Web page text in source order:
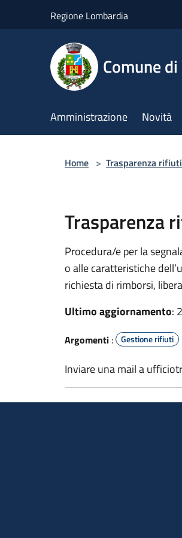
Regione Lombardia
Comune
Amministrazione Novità
Home > Trasparenza rifiuti
Trasparenza
Procedura/e per la
o alle caratteristiche
richiesta di rimborsi,
Ultimo aggiornamento:
Argomenti : Gestione rifiuti
Inviare una mail a